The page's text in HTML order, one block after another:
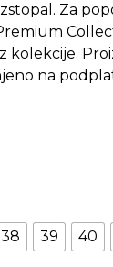
Za
kolekcije.
na
38 39 40